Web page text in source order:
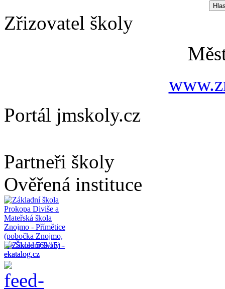
Zřizovatel školy
Portál jmskoly.cz
Partneři školy
Ověřená instituce